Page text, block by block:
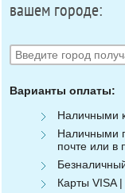
вашем городе:
Варианты оплаты:
Наличными
Наличными
почте или в
Карты VISA |